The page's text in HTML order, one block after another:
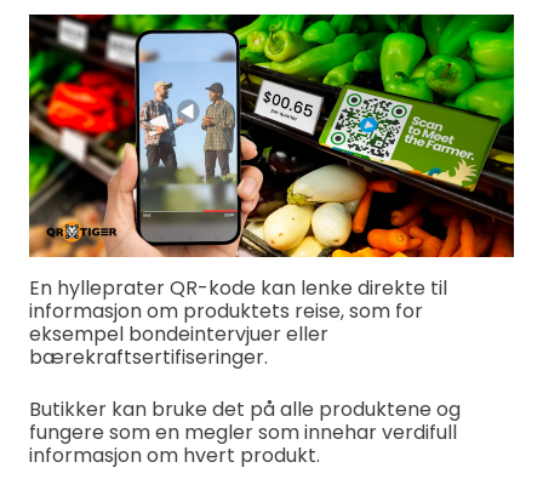
En hylleprater QR-kode kan lenke direkte til
informasjon om produktets reise, som for
eksempel bondeintervjuer eller
bærekraftsertifiseringer.
Butikker kan bruke det på alle produktene og
fungere som en megler som innehar verdifull
informasjon om hvert produkt.